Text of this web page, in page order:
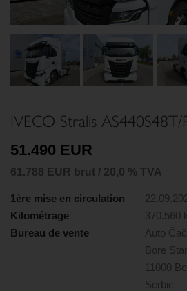
IVECO Stralis
51.490 EUR
61.788 EUR brut / 20,0 % TVA
1ère mise en circulation
Kilométrage
370.560
Bureau de vente
Auto
Bore
11000
Serbie